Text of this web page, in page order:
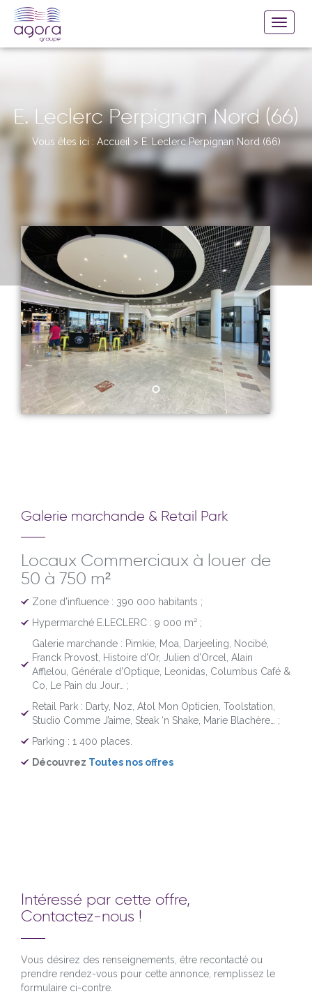
E. Leclerc Perpignan Nord (66)
Vous êtes ici : Accueil > E. Leclerc Perpignan Nord (66)
Galerie marchande & Retail Park
Locaux Commerciaux à louer de
50 à 750 m²
Zone d’influence : 390 000 habitants ;
Hypermarché E.LECLERC : 9 000 m² ;
Galerie marchande : Pimkie, Moa, Darjeeling, Nocibé,
Franck Provost, Histoire d’Or, Julien d’Orcel, Alain
Afflelou, Générale d’Optique, Leonidas, Columbus Café &
Co, Le Pain du Jour… ;
Retail Park : Darty, Noz, Atol Mon Opticien, Toolstation,
Studio Comme J’aime, Steak ‘n Shake, Marie Blachère… ;
Parking : 1 400 places.
Découvrez Toutes nos offres
Intéressé par cette offre,
Contactez-nous !
Vous désirez des renseignements, être recontacté ou
prendre rendez-vous pour cette annonce, remplissez le
formulaire ci-contre.